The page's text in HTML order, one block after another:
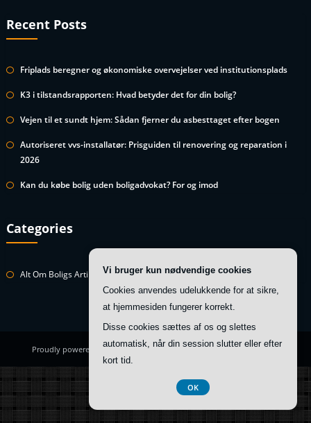
Recent Posts
Friplads beregner og økonomiske overvejelser ved institutionsplads
K3 i tilstandsrapporten: Hvad betyder det for din bolig?
Vejen til et sundt hjem: Sådan fjerner du asbesttaget efter bogen
Autoriseret vvs-installatør: Prisguiden til renovering og reparation i
2026
Kan du købe bolig uden boligadvokat? For og imod
Categories
Alt Om Boligs Artikler
Proudly powered byWordPress| Theme: HoneyBeeby SpiceThemes
Vi bruger kun nødvendige cookies
Cookies anvendes udelukkende for at sikre,
at hjemmesiden fungerer korrekt.
Disse cookies sættes af os og slettes
automatisk, når din session slutter eller efter
kort tid.
OK